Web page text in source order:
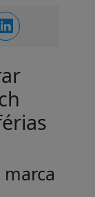
de uma
um
Hot
de